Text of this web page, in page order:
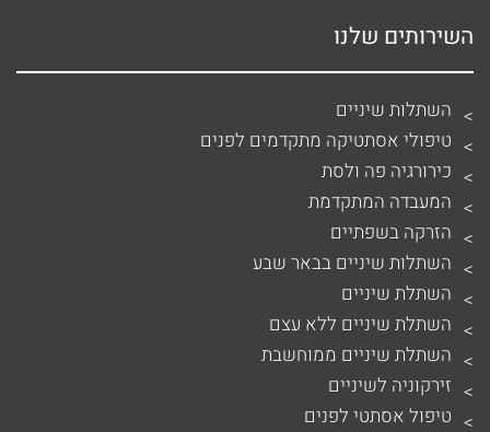
השירותים שלנו
השתלות שיניים
טיפולי אסתטיקה מתקדמים לפנים
כירורגיה פה ולסת
המעבדה המתקדמת
הזרקה בשפתיים
השתלות שיניים בבאר שבע
השתלת שיניים
השתלת שיניים ללא עצם
השתלת שיניים ממוחשבת
זירקוניה לשיניים
טיפול אסתטי לפנים